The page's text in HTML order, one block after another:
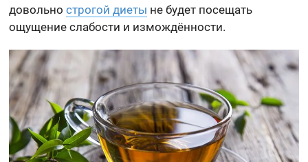
довольнострогой диеты не будет посещать
ощущение слабости и измождённости.